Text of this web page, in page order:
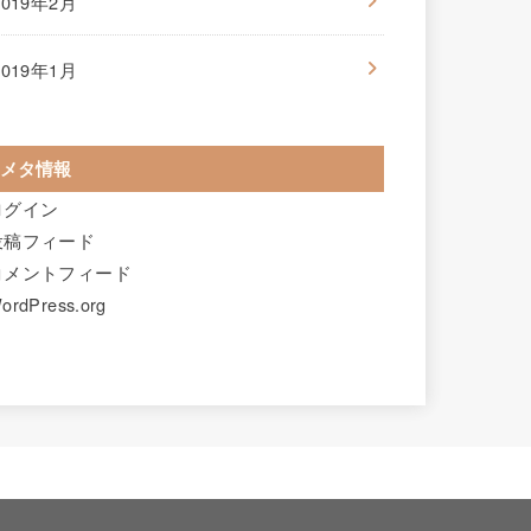
年1月
メタ情報
イン
フィード
ントフィード